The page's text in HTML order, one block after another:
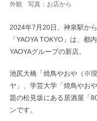
外観 写真：お店から
2024年7月20日、神泉駅か
「YAOYA TOKYO」は、都
YAOYAグループの新店。
池尻大橋「焼鳥やおや（※
ヤ」、学芸大学「焼鳥やお
題の松見坂にある居酒屋「
ンです。